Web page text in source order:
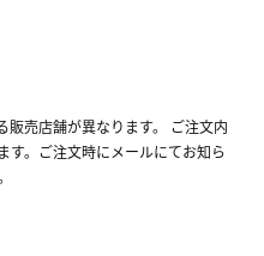
販売店舗が異なります。 ご注文内
す。ご注文時にメールにてお知ら